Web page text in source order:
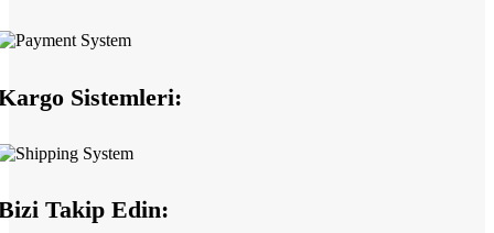
Sistemleri:
Takip Edin: